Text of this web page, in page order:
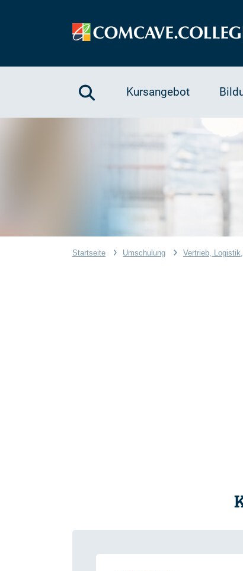
Kursangebot
Startseite Umschulung Vertrieb,